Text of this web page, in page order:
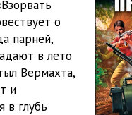
о
парней,
в лето
Вермахта,
и
в глубь